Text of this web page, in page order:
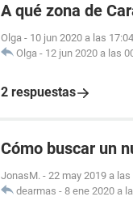
A qué zona de
Olga - 10 jun 2020 a las 17:04
Olga - 12 jun 2020 a las
2 respuestas
Cómo buscar un
JonasM. - 22 may 2019 a las
dearmas - 8 ene 2020 a